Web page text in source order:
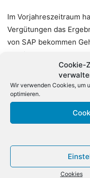
Cookie-
Wir verwenden Cookies, um
optimieren.
Cookies
Im Vorjahreszeitraum
Vergütungen das
von SAP bekommen
Unter dem Strich
Gewinnanstieg je Aktie
angekündigte
Gewinn belastet. Den
Fachleute auf 2,5
Auf Jahresbasis sind
etwas optimistischer